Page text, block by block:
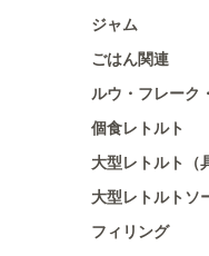
ジャム
ごはん関連
ルウ・フレーク
個食レトルト
大型レトルト（
大型レトルトソ
フィリング